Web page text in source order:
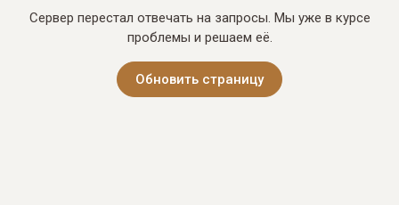
Сервер перестал отвечать на запросы. Мы уже в курсе
проблемы и решаем её.
Обновить страницу